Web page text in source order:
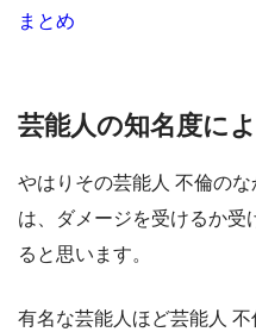
まとめ
芸能人の知名度に
やはりその芸能人 不倫の
は、ダメージを受けるか受
ると思います。
有名な芸能人ほど芸能人